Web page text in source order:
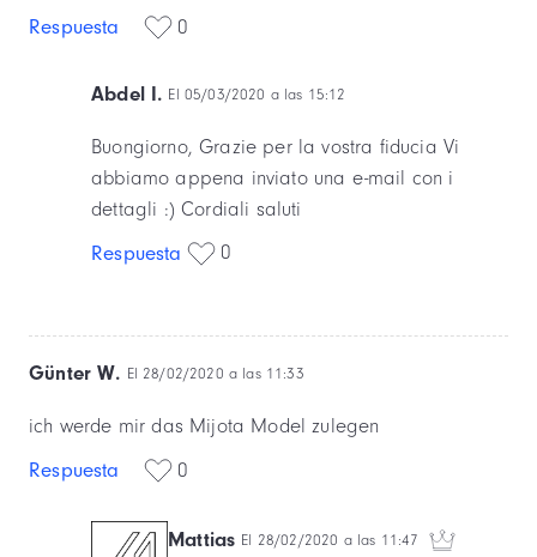
Respuesta
0
Abdel I. El 05/03/2020 a las 15:12
Buongiorno, Grazie per la vostra fiducia Vi
abbiamo appena inviato una e-mail con i
dettagli :) Cordiali saluti
Respuesta
0
Günter W. El 28/02/2020 a las 11:33
ich werde mir das Mijota Model zulegen
Respuesta
0
Mattias El 28/02/2020 a las 11:47